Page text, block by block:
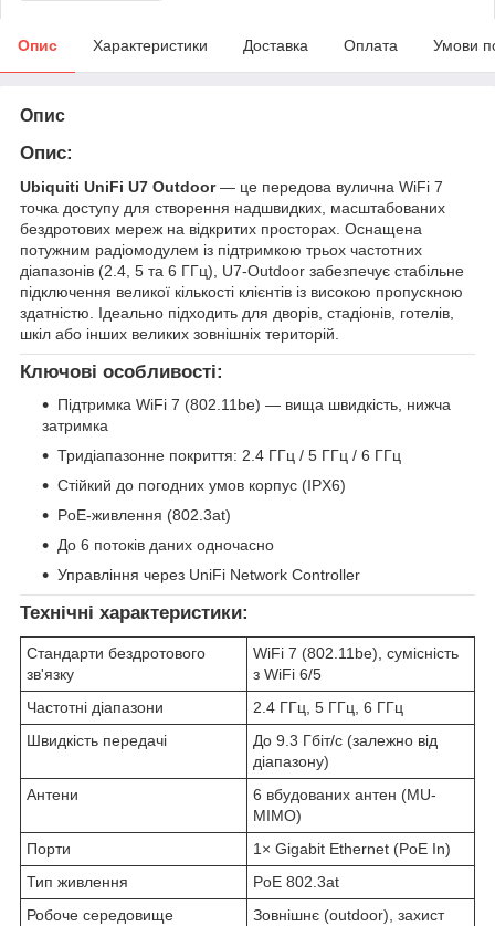
Опис Характеристики Доставка Оплата Умови
Опис
Опис:
Ubiquiti UniFi U7 Outdoor— це передова вулична WiFi 7
точка доступу для створення надшвидких, масштабованих
бездротових мереж на відкритих просторах. Оснащена
потужним радіомодулем із підтримкою трьох частотних
діапазонів (2.4, 5 та 6 ГГц), U7-Outdoor забезпечує стабільне
підключення великої кількості клієнтів із високою пропускною
здатністю. Ідеально підходить для дворів, стадіонів, готелів,
шкіл або інших великих зовнішніх територій.
Ключові особливості:
Підтримка WiFi 7 (802.11be) — вища швидкість, нижча
затримка
Тридіапазонне покриття: 2.4 ГГц / 5 ГГц / 6 ГГц
Стійкий до погодних умов корпус (IPX6)
PoE-живлення (802.3at)
До 6 потоків даних одночасно
Управління через UniFi Network Controller
Технічні характеристики:
Стандарти бездротового
зв'язку
WiFi 7 (802.11be), сумісність
з WiFi 6/5
Частотні діапазони
2.4 ГГц, 5 ГГц, 6 ГГц
Швидкість передачі
До 9.3 Гбіт/с (залежно від
діапазону)
Антени
6 вбудованих антен (MU-
MIMO)
Порти
1× Gigabit Ethernet (PoE In)
Тип живлення
PoE 802.3at
Робоче середовище
Зовнішнє (outdoor), захист